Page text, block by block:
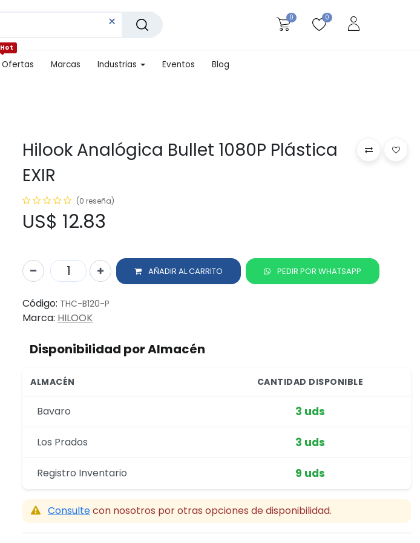
0 0
Ofertas
Hot
Marcas Industrias Eventos Blog
Hilook Analógica Bullet 1080P Plástica
EXIR
(0 reseña)
US$ 12.83
AÑADIR AL CARRITO PEDIR POR WHATSAPP
Código: THC-B120-P
Marca: HILOOK
Disponibilidad por Almacén
ALMACÉN CANTIDAD DISPONIBLE
Bavaro 3 uds
Los Prados 3 uds
Registro Inventario 9 uds
Consultecon nosotros por otras opciones de disponibilidad.